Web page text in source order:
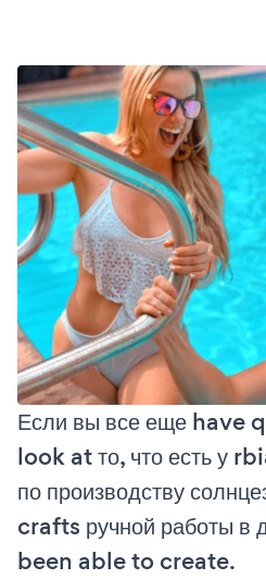
Если вы все еще have
look at то, что есть у
по производству
crafts ручной работы в
been able to create.